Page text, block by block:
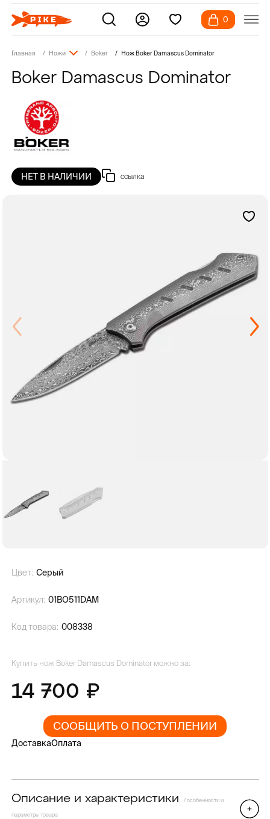
0
Главная Ножи Boker Нож Boker Damascus Dominator
Boker Damascus Dominator
НЕТ В НАЛИЧИИ ссылка
Цвет: Серый
Артикул: 01BO511DAM
Код товара: 008338
Купить нож Boker Damascus Dominator можно за:
14 700
СООБЩИТЬ О ПОСТУПЛЕНИИ
ДоставкаОплата
Описание и характеристики / особенности и
параметры товара